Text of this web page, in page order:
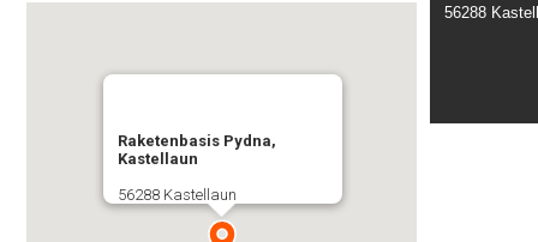
Raketenbasis Pydna,
Kastellaun
56288 Kastellaun
56288